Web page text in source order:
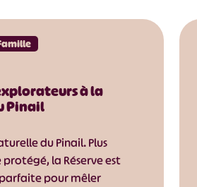
à la
Pinail
du Pinail. Plus
protégé, la Réserve est
parfaite pour mêler